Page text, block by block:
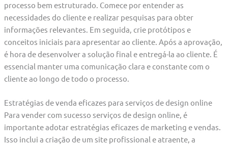
processo bem estruturado. Comece por entender as
necessidades do cliente e realizar pesquisas para obter
informações relevantes. Em seguida, crie protótipos e
conceitos iniciais para apresentar ao cliente. Após a aprovação,
é hora de desenvolver a solução final e entregá-la ao cliente. É
essencial manter uma comunicação clara e constante com o
cliente ao longo de todo o processo.
Estratégias de venda eficazes para serviços de design online
Para vender com sucesso serviços de design online, é
importante adotar estratégias eficazes de marketing e vendas.
Isso inclui a criação de um site profissional e atraente, a